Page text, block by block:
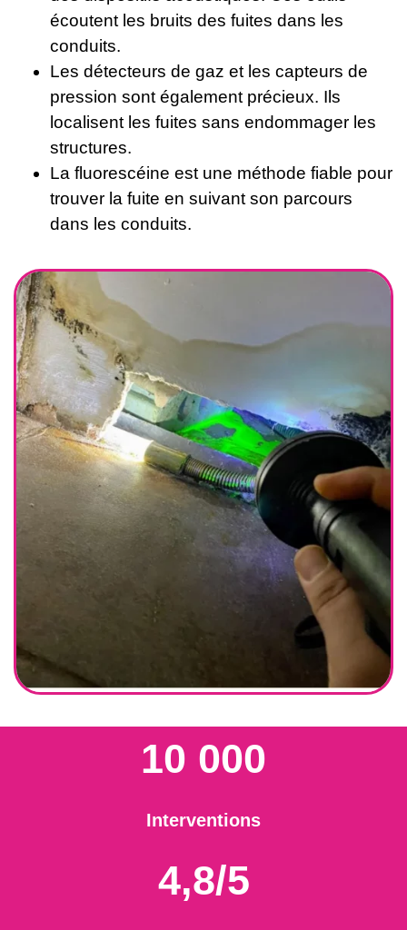
écoutent les bruits des fuites dans les
conduits.
Les détecteurs de gaz et les capteurs de
pression sont également précieux. Ils
localisent les fuites sans endommager les
structures.
La fluorescéine est une méthode fiable pour
trouver la fuite en suivant son parcours
dans les conduits.
10 000
Interventions
4,8/5